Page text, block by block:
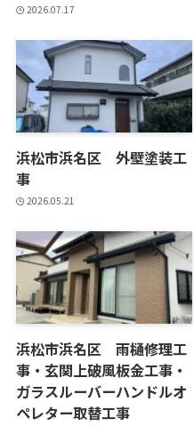
2026.07.17
浜松市浜名区 外壁塗装工
事
2026.05.21
浜松市浜名区 雨樋修理工
事・玄関上破風板金工事・
ガラスルーバーハンドルオ
ペレター取替工事